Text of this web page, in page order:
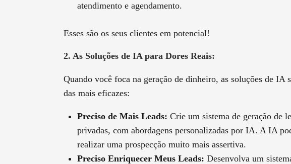
atendimento e agendamento.
Esses são os seus clientes em potencial!
2. As Soluções de IA para Dores Reais:
Quando você foca na geração de dinheiro, as soluções de IA
das mais eficazes:
Preciso de Mais Leads: Crie um sistema de geração de
privadas, com abordagens personalizadas por IA. A IA
realizar uma prospecção muito mais assertiva.
Preciso Enriquecer Meus Leads: Desenvolva um